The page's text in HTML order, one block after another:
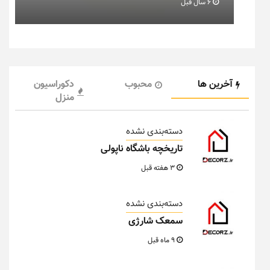
6 سال قبل
آخرین ها محبوب
دکوراسیون
منزل
دسته‌بندی نشده
تاریخچه باشگاه ناپولی
دسته‌بندی نشده
سمعک شارژی